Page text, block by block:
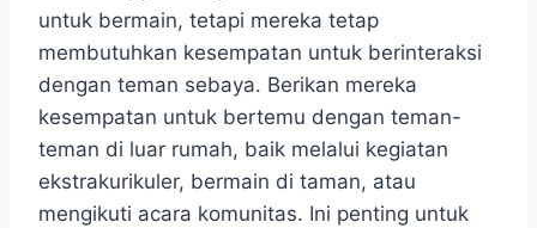
untuk bermain, tetapi mereka tetap
membutuhkan kesempatan untuk berinteraksi
dengan teman sebaya. Berikan mereka
kesempatan untuk bertemu dengan teman-
teman di luar rumah, baik melalui kegiatan
ekstrakurikuler, bermain di taman, atau
mengikuti acara komunitas. Ini penting untuk